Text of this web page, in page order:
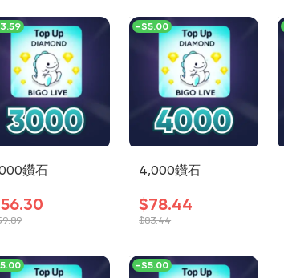
鑽石 4,000鑽石
$78.44
$83.44
-$5.00
-$5.00